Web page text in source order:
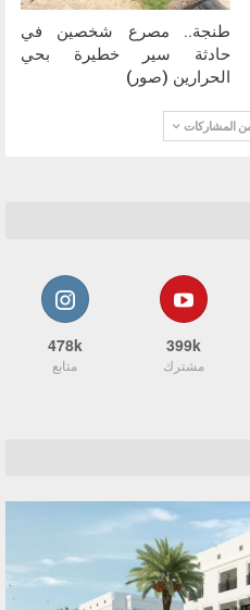
طنجة.. مصرع شخصين في
حادثة سير خطيرة بحي
الحرارين (صور)
المشاركات
399k
مشترك
478k
متابع